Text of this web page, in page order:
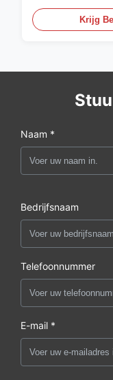
Krijg
Naam *
Bedrijfsnaam
Telefoonnummer
E-mail *